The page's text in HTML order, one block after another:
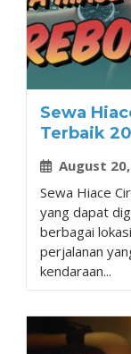
Sewa
Terbaik
August
Sewa Hiace
yang dapat
berbagai
perjalanan
kendaraan...